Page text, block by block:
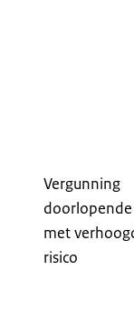
Vergunning
met
risico